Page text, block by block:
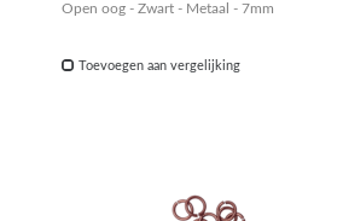
Open oog - Zwart - Metaal - 7mm
Toevoegen aan vergelijking